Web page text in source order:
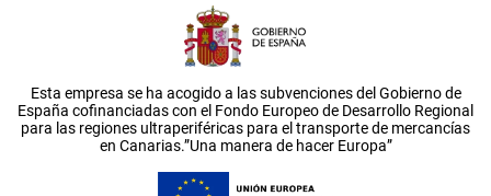
Esta empresa se ha acogido a las subvenciones del Gobierno de
España cofinanciadas con el Fondo Europeo de Desarrollo Regional
para las regiones ultraperiféricas para el transporte de mercancías
en Canarias.”Una manera de hacer Europa”